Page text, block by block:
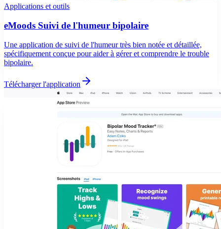
Applications et outils
eMoods Suivi de l'humeur bipolaire
Une application de suivi de l'humeur très bien notée et détaillée,
spécifiquement conçue pour aider à gérer et comprendre le trouble
bipolaire.
Télécharger l'application